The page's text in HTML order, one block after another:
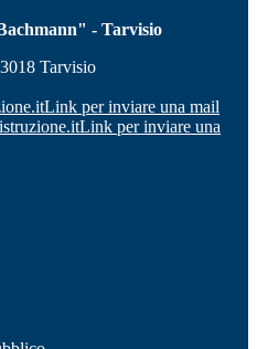
- Tarvisio
Tarvisio
Link per inviare una mail
Link per inviare una